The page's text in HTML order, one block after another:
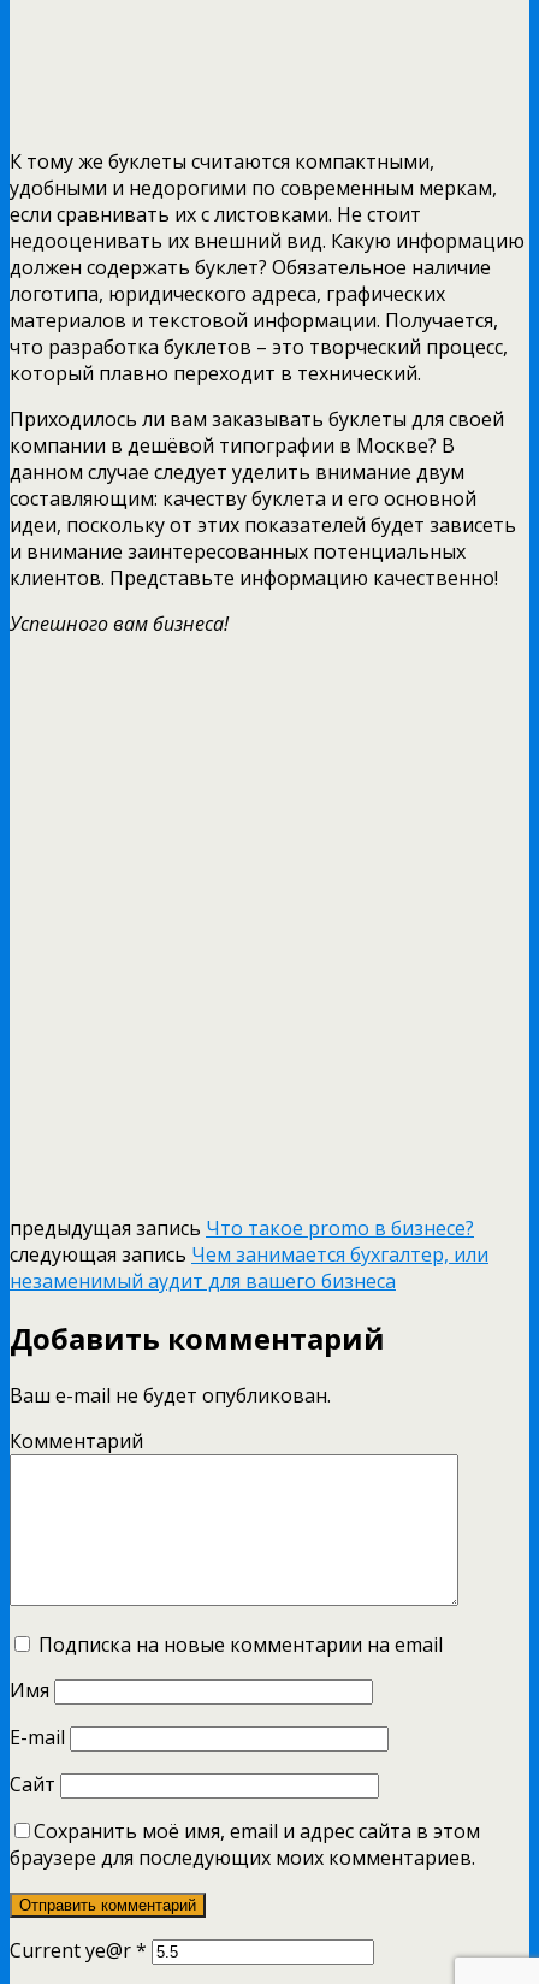
К тому же буклеты считаются компактными,
удобными и недорогими по современным меркам,
если сравнивать их с листовками. Не стоит
недооценивать их внешний вид. Какую информацию
должен содержать буклет? Обязательное наличие
логотипа, юридического адреса, графических
материалов и текстовой информации. Получается,
что разработка буклетов – это творческий процесс,
который плавно переходит в технический.
Приходилось ли вам заказывать буклеты для своей
компании в дешёвой типографии в Москве? В
данном случае следует уделить внимание двум
составляющим: качеству буклета и его основной
идеи, поскольку от этих показателей будет зависеть
и внимание заинтересованных потенциальных
клиентов. Представьте информацию качественно!
Успешного вам бизнеса!
предыдущая запись Что такое promo в бизнесе?
следующая запись Чем занимается бухгалтер, или
незаменимый аудит для вашего бизнеса
Добавить комментарий
Ваш e-mail не будет опубликован.
Комментарий
Подписка на новые комментарии на email
Имя
E-mail
Сайт
Сохранить моё имя, email и адрес сайта в этом
браузере для последующих моих комментариев.
Current ye@r*